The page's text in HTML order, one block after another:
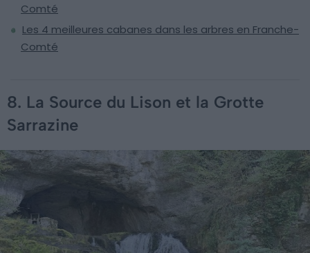
Comté
Les 4 meilleures cabanes dans les arbres en Franche-
Comté
8. La Source du Lison et la Grotte
Sarrazine